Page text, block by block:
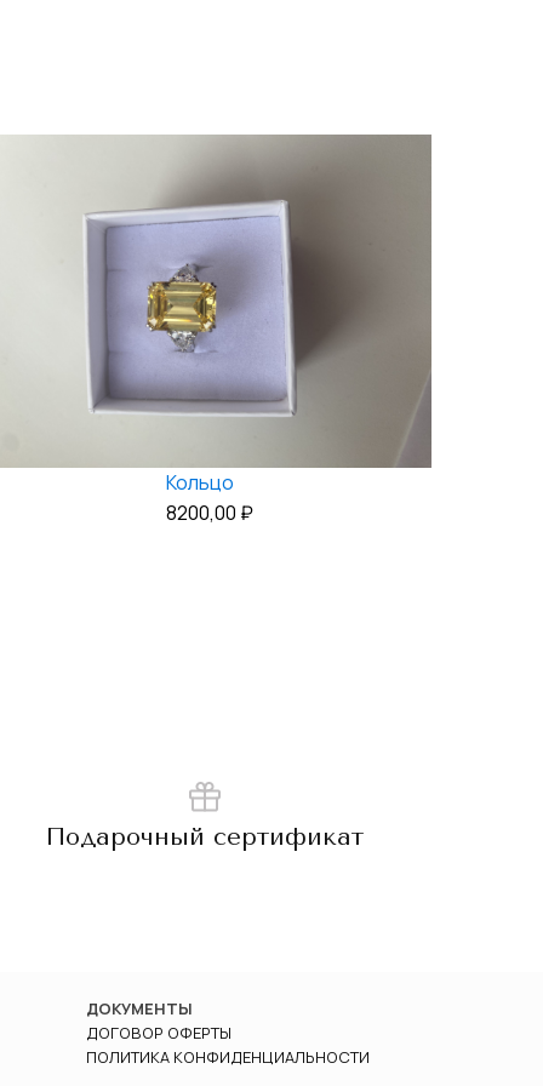
Кольцо
8200,00 ₽
Подарочный сертификат
ДОКУМЕНТЫ
ДОГОВОР ОФЕРТЫ
ПОЛИТИКА КОНФИДЕНЦИАЛЬНОСТИ